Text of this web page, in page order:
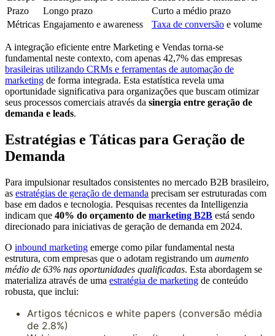
Prazo
Longo prazo
Curto a médio prazo
Métricas Engajamento e awareness Taxa de conversão e volume
A integração eficiente entre Marketing e Vendas torna-se
fundamental neste contexto, com apenas 42,7% das empresas
brasileiras utilizando CRMs e ferramentas de automação de
marketing de forma integrada. Esta estatística revela uma
oportunidade significativa para organizações que buscam otimizar
seus processos comerciais através da sinergia entre geração de
demanda e leads.
Estratégias e Táticas para Geração de
Demanda
Para impulsionar resultados consistentes no mercado B2B brasileiro,
as estratégias de geração de demanda precisam ser estruturadas com
base em dados e tecnologia. Pesquisas recentes da Intelligenzia
indicam que 40% do orçamento de marketing B2B está sendo
direcionado para iniciativas de geração de demanda em 2024.
O inbound marketing emerge como pilar fundamental nesta
estrutura, com empresas que o adotam registrando um aumento
médio de 63% nas oportunidades qualificadas. Esta abordagem se
materializa através de uma estratégia de marketing de conteúdo
robusta, que inclui:
Artigos técnicos e white papers (conversão média
de 2.8%)